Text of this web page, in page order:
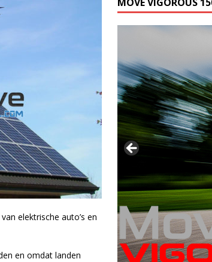
elektrische auto’s en
en omdat landen